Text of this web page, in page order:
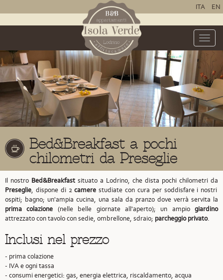
ITA EN
Toggle
Bed&Breakfast a pochi
chilometri da Preseglie
Il nostro Bed&Breakfast situato a Lodrino, che dista pochi chilometri da
Preseglie, dispone di 2camere studiate con cura per soddisfare i nostri
ospiti; bagno; un'ampia cucina, una sala da pranzo dove verrà servita la
prima colazione (nelle belle giornate all'aperto); un ampio giardino
attrezzato con tavolo con sedie, ombrellone, sdraio; parcheggio privato.
Inclusi nel prezzo
- prima colazione
- IVA e ogni tassa
- consumi energetici: gas, energia elettrica, riscaldamento, acqua